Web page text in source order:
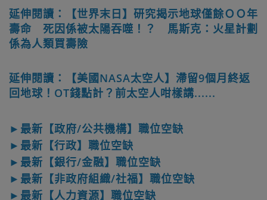
延伸閱讀：【世界末日】研究揭示地球僅餘ＯＯ年
壽命 死因係被太陽吞噬！？ 馬斯克：火星計劃
係為人類買壽險
延伸閱讀：【美國NASA太空人】滯留9個月終返
回地球！OT錢點計？前太空人咁樣講......
►最新【政府/公共機構】職位空缺
►最新【行政】職位空缺
►最新【銀行/金融】職位空缺
►最新【非政府組織/社福】職位空缺
►最新【人力資源】職位空缺